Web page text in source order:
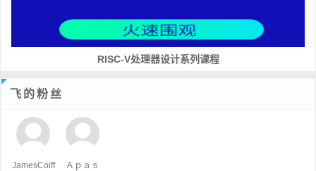
RISC-V处理器设计系列课程
飞的粉丝
JamesCoiff Ａｐａｓ